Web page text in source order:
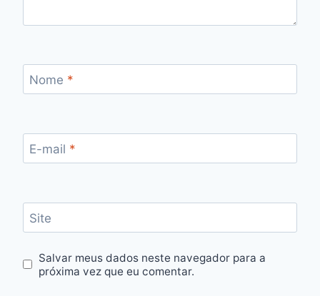
Nome *
E-mail *
Site
Salvar meus dados neste navegador para a
próxima vez que eu comentar.